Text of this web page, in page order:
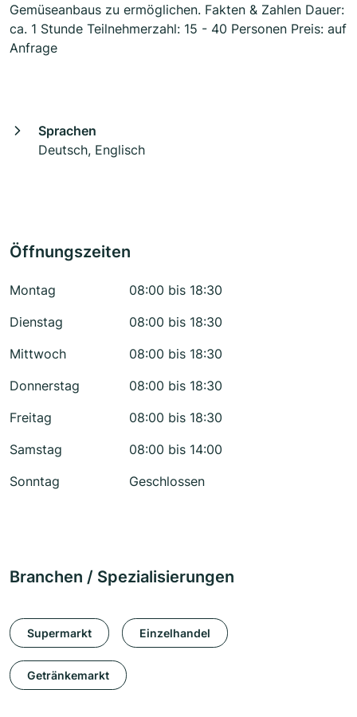
Gemüseanbaus zu ermöglichen. Fakten & Zahlen Dauer:
ca. 1 Stunde Teilnehmerzahl: 15 - 40 Personen Preis: auf
Anfrage
Sprachen
Deutsch, Englisch
Öffnungszeiten
Montag
08:00 bis 18:30
Dienstag
08:00 bis 18:30
Mittwoch
08:00 bis 18:30
Donnerstag
08:00 bis 18:30
Freitag
08:00 bis 18:30
Samstag
08:00 bis 14:00
Sonntag
Geschlossen
Branchen / Spezialisierungen
Supermarkt Einzelhandel
Getränkemarkt